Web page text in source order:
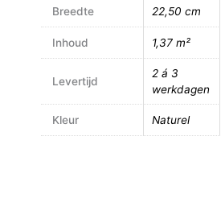
Breedte 22,50 cm
Inhoud 1,37 m²
Levertijd
2 á 3
werkdagen
Kleur Naturel